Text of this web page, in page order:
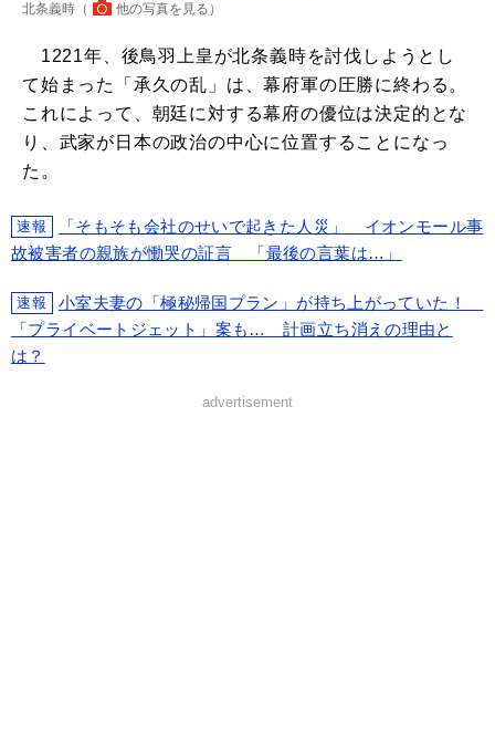
北条義時（ 他の写真を見る ）
1221年、後鳥羽上皇が北条義時を討伐しようとし
て始まった「承久の乱」は、幕府軍の圧勝に終わる。
これによって、朝廷に対する幕府の優位は決定的とな
り、武家が日本の政治の中心に位置することになっ
た。
速報
「そもそも会社のせいで起きた人災」 イオンモール事
故被害者の親族が慟哭の証言 「最後の言葉は…」
速報
小室夫妻の「極秘帰国プラン」が持ち上がっていた！
「プライベートジェット」案も… 計画立ち消えの理由と
は？
advertisement